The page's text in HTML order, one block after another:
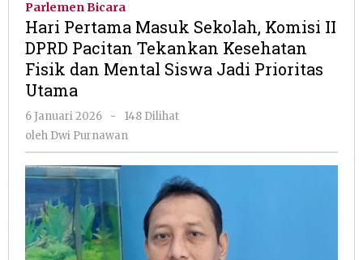
Komisi
II
DPRD
dan
Mental
Parlemen Bicara
Hari Pertama Masuk Sekolah, Komisi II
DPRD Pacitan Tekankan Kesehatan
Fisik dan Mental Siswa Jadi Prioritas
Utama
6 Januari 2026
oleh
Dwi
-
148 Dilihat
oleh Dwi Purnawan